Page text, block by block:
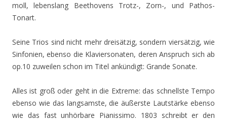
moll, lebenslang Beethovens Trotz-, Zorn-, und Pathos-
Tonart.
Seine Trios sind nicht mehr dreisätzig, sondern viersätzig, wie
Sinfonien, ebenso die Klaviersonaten, deren Anspruch sich ab
op.10 zuweilen schon im Titel ankündigt: Grande Sonate.
Alles ist groß oder geht in die Extreme: das schnellste Tempo
ebenso wie das langsamste, die äußerste Lautstärke ebenso
wie das fast unhörbare Pianissimo. 1803 schreibt er den